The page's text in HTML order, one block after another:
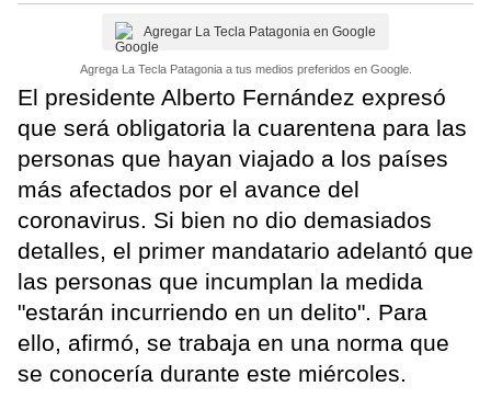
Agregar La Tecla Patagonia en Google
Agrega La Tecla Patagonia a tus medios preferidos en Google.
El presidente Alberto Fernández expresó
que será obligatoria la cuarentena para las
personas que hayan viajado a los países
más afectados por el avance del
coronavirus. Si bien no dio demasiados
detalles, el primer mandatario adelantó que
las personas que incumplan la medida
"estarán incurriendo en un delito". Para
ello, afirmó, se trabaja en una norma que
se conocería durante este miércoles.